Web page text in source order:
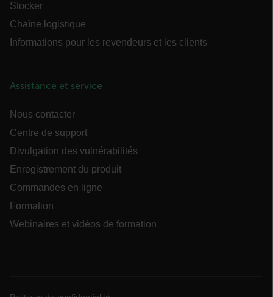
Stocker
Chaîne logistique
Informations pour les revendeurs et les clients
Assistance et service
Nous contacter
Centre de support
Divulgation des vulnérabilités
Enregistrement du produit
Commandes en ligne
Formation
Webinaires et vidéos de formation
cart_products_oids
cashrun_site_id
customizerChangeKey
Politique de confidentialité de Google